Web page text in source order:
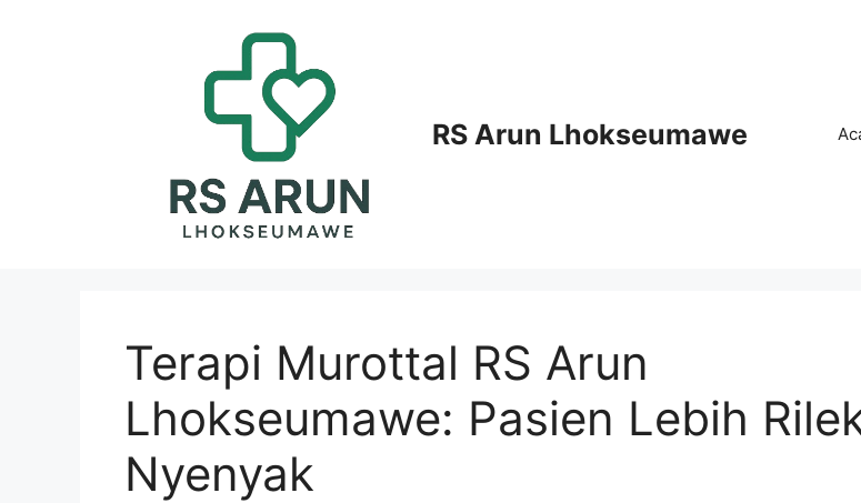
RS Arun Lhokseumawe
Terapi Murottal RS Arun
Lhokseumawe: Pasien Lebih
Nyenyak